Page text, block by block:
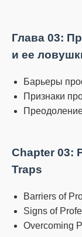
Глава 03:
и ее
Барьеры
Признаки
Chapter 03:
Traps
Barriers of
Signs of
Overcoming